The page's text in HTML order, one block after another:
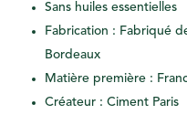
Sans huiles essentielles
Fabrication : Fabriqué
Bordeaux
Matière première :
Créateur : Ciment Paris